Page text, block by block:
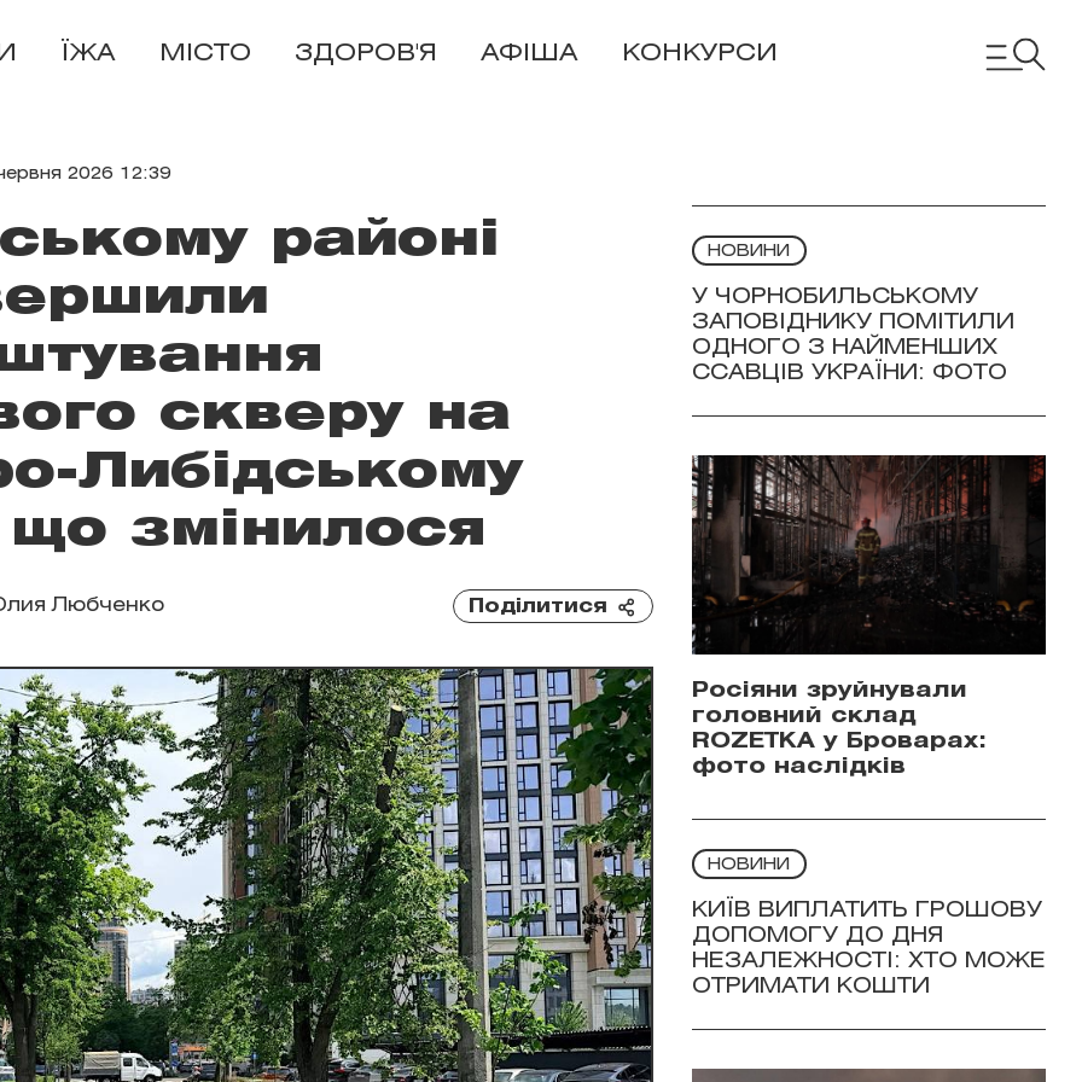
ЇЖА МІСТО ЗДОРОВ'Я АФІША КОНКУРСИ
2026 12:39
районі
скверу на
Либідському
що змінилося
Любченко Поділитися
НОВИНИ
У ЧОРНОБИЛЬСЬКОМУ
ЗАПОВІДНИКУ ПОМІТИЛИ
ОДНОГО З НАЙМЕНШИХ
ССАВЦІВ УКРАЇНИ: ФОТО
Росіяни зруйнували
головний склад
ROZETKA у Броварах:
фото наслідків
НОВИНИ
КИЇВ ВИПЛАТИТЬ ГРОШОВУ
ДОПОМОГУ ДО ДНЯ
НЕЗАЛЕЖНОСТІ: ХТО МОЖЕ
ОТРИМАТИ КОШТИ